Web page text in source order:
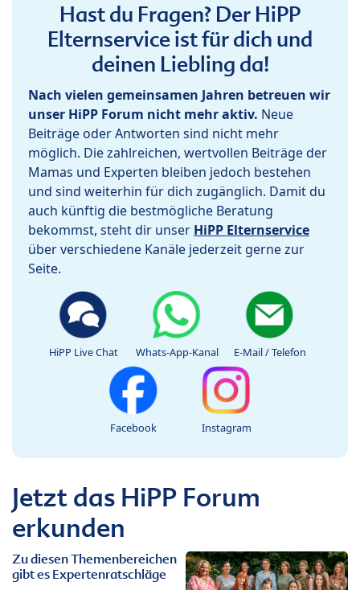
Hast du Fragen? Der HiPP
Elternservice ist für dich und
deinen Liebling da!
Nach vielen gemeinsamen Jahren betreuen wir
unser HiPP Forum nicht mehr aktiv. Neue
Beiträge oder Antworten sind nicht mehr
möglich. Die zahlreichen, wertvollen Beiträge der
Mamas und Experten bleiben jedoch bestehen
und sind weiterhin für dich zugänglich. Damit du
auch künftig die bestmögliche Beratung
bekommst, steht dir unser HiPP Elternservice
über verschiedene Kanäle jederzeit gerne zur
Seite.
HiPP Live Chat Whats-App-Kanal E-Mail / Telefon
Facebook Instagram
Jetzt das HiPP Forum
erkunden
Zu diesen Themenbereichen
gibt es Expertenratschläge